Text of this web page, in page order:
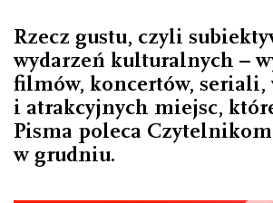
Rzecz gustu, czyli
wydarzeń kulturalnych –
filmów, koncertów, seriali,
i atrakcyjnych miejsc,
Pisma poleca
w grudniu.